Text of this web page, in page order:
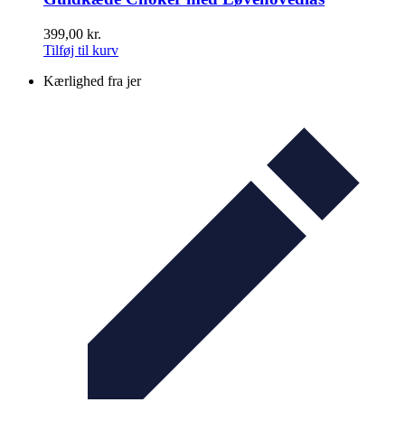
399,00 kr.
Tilføj til kurv
Kærlighed fra jer